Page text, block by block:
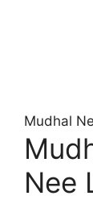
Mudhal
Nee